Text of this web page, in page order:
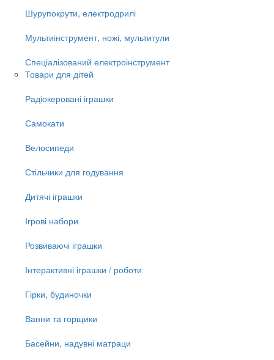
Шурупокрути, електродрилі
Мультиінструмент, ножі, мультитули
Спеціалізований електроінструмент
Товари для дітей
Радіокеровані іграшки
Самокати
Велосипеди
Стільчики для годування
Дитячі іграшки
Ігрові набори
Розвиваючі іграшки
Інтерактивні іграшки / роботи
Гірки, будиночки
Ванни та горщики
Басейни, надувні матраци